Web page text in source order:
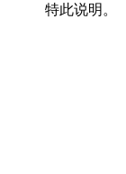
特此说明。